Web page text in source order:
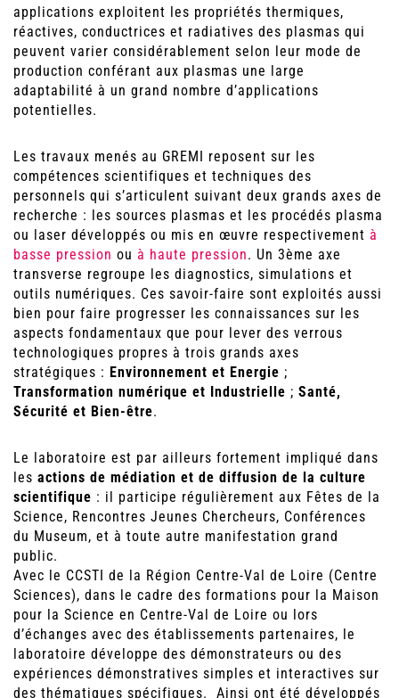
applications exploitent les propriétés thermiques,
réactives, conductrices et radiatives des plasmas qui
peuvent varier considérablement selon leur mode de
production conférant aux plasmas une large
adaptabilité à un grand nombre d’applications
potentielles.
Les travaux menés au GREMI reposent sur les
compétences scientifiques et techniques des
personnels qui s’articulent suivant deux grands axes de
recherche : les sources plasmas et les procédés plasma
ou laser développés ou mis en œuvre respectivement à
basse pression ou à haute pression. Un 3ème axe
transverse regroupe les diagnostics, simulations et
outils numériques. Ces savoir-faire sont exploités aussi
bien pour faire progresser les connaissances sur les
aspects fondamentaux que pour lever des verrous
technologiques propres à trois grands axes
stratégiques : Environnement et Energie ;
Transformation numérique et Industrielle ; Santé,
Sécurité et Bien-être.
Le laboratoire est par ailleurs fortement impliqué dans
les actions de médiation et de diffusion de la culture
scientifique : il participe régulièrement aux Fêtes de la
Science, Rencontres Jeunes Chercheurs, Conférences
du Museum, et à toute autre manifestation grand
public.
Avec le CCSTI de la Région Centre-Val de Loire (Centre
Sciences), dans le cadre des formations pour la Maison
pour la Science en Centre-Val de Loire ou lors
d’échanges avec des établissements partenaires, le
laboratoire développe des démonstrateurs ou des
expériences démonstratives simples et interactives sur
des thématiques spécifiques. Ainsi ont été développés